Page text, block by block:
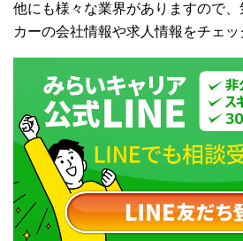
他にも様々な業界がありますので
カーの会社情報や求人情報をチェッ